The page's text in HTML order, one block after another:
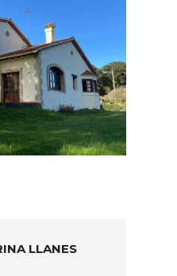
LLANES